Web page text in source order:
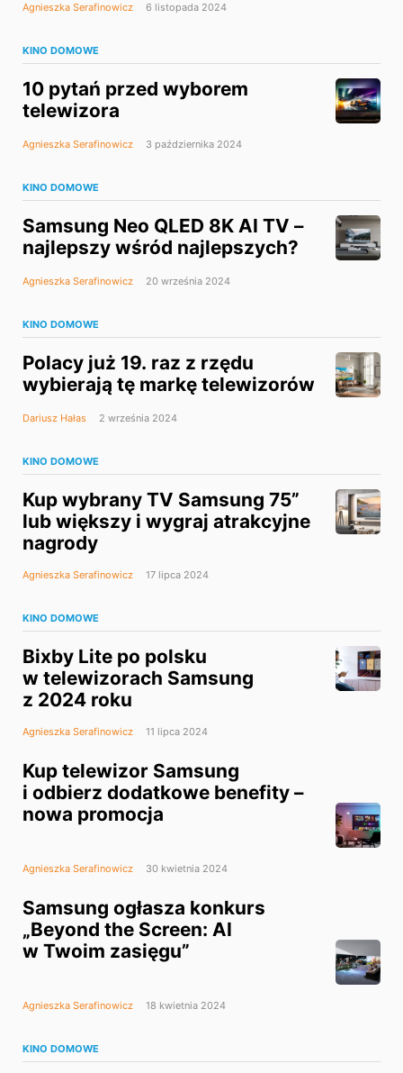
Agnieszka Serafinowicz 6 listopada 2024
KINO DOMOWE
10 pytań przed wyborem
telewizora
Agnieszka Serafinowicz 3 października 2024
KINO DOMOWE
Samsung Neo QLED 8K AI TV –
najlepszy wśród najlepszych?
Agnieszka Serafinowicz 20 września 2024
KINO DOMOWE
Polacy już 19. raz z rzędu
wybierają tę markę telewizorów
Dariusz Hałas 2 września 2024
KINO DOMOWE
Kup wybrany TV Samsung 75”
lub większy i wygraj atrakcyjne
nagrody
Agnieszka Serafinowicz 17 lipca 2024
KINO DOMOWE
Bixby Lite po polsku
w telewizorach Samsung
z 2024 roku
Agnieszka Serafinowicz 11 lipca 2024
Kup telewizor Samsung
i odbierz dodatkowe benefity –
nowa promocja
Agnieszka Serafinowicz 30 kwietnia 2024
Samsung ogłasza konkurs
„Beyond the Screen: AI
w Twoim zasięgu”
Agnieszka Serafinowicz 18 kwietnia 2024
KINO DOMOWE